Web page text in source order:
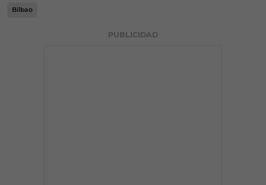
Bilbao
PUBLICIDAD